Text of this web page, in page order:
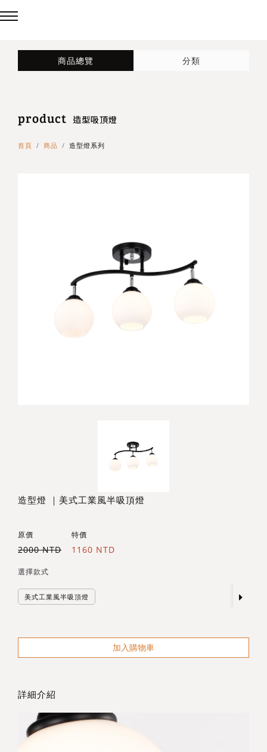
回主選單
台灣製造✨熱銷款✨
回主選單
造型吸頂燈
回主選單
壁燈
商品總覽 分類
product 造型吸頂燈
首頁 商品 造型燈系列
造型燈 ｜美式工業風半吸頂燈
原價
2000 NTD
特價
1160 NTD
選擇款式
美式工業風半吸頂燈
加入購物車
詳細介紹